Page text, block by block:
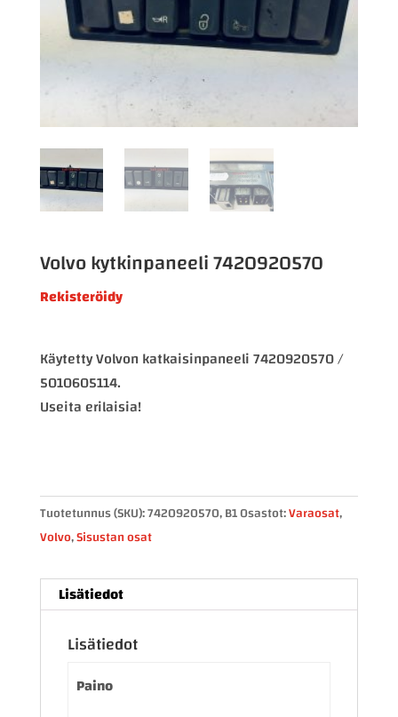
Volvo kytkinpaneeli 7420920570
Rekisteröidy
Käytetty Volvon katkaisinpaneeli 7420920570 /
5010605114.
Useita erilaisia!
Tuotetunnus (SKU):7420920570, B1Osastot:Varaosat,
Volvo,Sisustan osat
Lisätiedot
Lisätiedot
Paino